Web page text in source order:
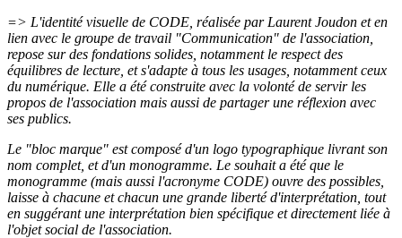
=> L'identité visuelle de CODE, réalisée par Laurent Joudon et en
lien avec le groupe de travail "Communication" de l'association,
repose sur des fondations solides, notamment le respect des
équilibres de lecture, et s'adapte à tous les usages, notamment ceux
du numérique. Elle a été construite avec la volonté de servir les
propos de l'association mais aussi de partager une réflexion avec
ses publics.
Le "bloc marque" est composé d'un logo typographique livrant son
nom complet, et d'un monogramme. Le souhait a été que le
monogramme (mais aussi l'acronyme CODE) ouvre des possibles,
laisse à chacune et chacun une grande liberté d'interprétation, tout
en suggérant une interprétation bien spécifique et directement liée à
l'objet social de l'association.